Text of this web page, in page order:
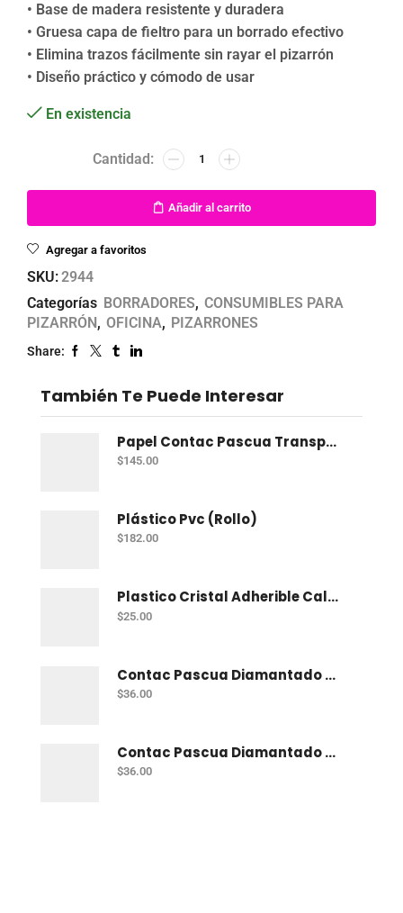
• Base de madera resistente y duradera
• Gruesa capa de fieltro para un borrado efectivo
• Elimina trazos fácilmente sin rayar el pizarrón
• Diseño práctico y cómodo de usar
En existencia
Añadir al carrito
Agregar a favoritos
SKU:2944
Categorías BORRADORES, CONSUMIBLES PARA
PIZARRÓN, OFICINA, PIZARRONES
Share:
También Te Puede Interesar
Papel Contac Pascua Transparente 45 Cm X 20 Mt
$145.00
Plástico Pvc (Rollo)
$182.00
Plastico Cristal Adherible Cal. 4 Mt
$25.00
Contac Pascua Diamantado 2 Mt Fiusha
$36.00
Contac Pascua Diamantado 2 Mt Dorado
$36.00